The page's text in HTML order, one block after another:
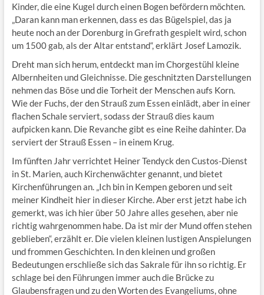
Kinder, die eine Kugel durch einen Bogen befördern möchten.
„Daran kann man erkennen, dass es das Bügelspiel, das ja
heute noch an der Dorenburg in Grefrath gespielt wird, schon
um 1500 gab, als der Altar entstand“, erklärt Josef Lamozik.
Dreht man sich herum, entdeckt man im Chorgestühl kleine
Albernheiten und Gleichnisse. Die geschnitzten Darstellungen
nehmen das Böse und die Torheit der Menschen aufs Korn.
Wie der Fuchs, der den Strauß zum Essen einlädt, aber in einer
flachen Schale serviert, sodass der Strauß dies kaum
aufpicken kann. Die Revanche gibt es eine Reihe dahinter. Da
serviert der Strauß Essen – in einem Krug.
Im fünften Jahr verrichtet Heiner Tendyck den Custos-Dienst
in St. Marien, auch Kirchenwächter genannt, und bietet
Kirchenführungen an. „Ich bin in Kempen geboren und seit
meiner Kindheit hier in dieser Kirche. Aber erst jetzt habe ich
gemerkt, was ich hier über 50 Jahre alles gesehen, aber nie
richtig wahrgenommen habe. Da ist mir der Mund offen stehen
geblieben“, erzählt er. Die vielen kleinen lustigen Anspielungen
und frommen Geschichten. In den kleinen und großen
Bedeutungen erschließe sich das Sakrale für ihn so richtig. Er
schlage bei den Führungen immer auch die Brücke zu
Glaubensfragen und zu den Worten des Evangeliums, ohne